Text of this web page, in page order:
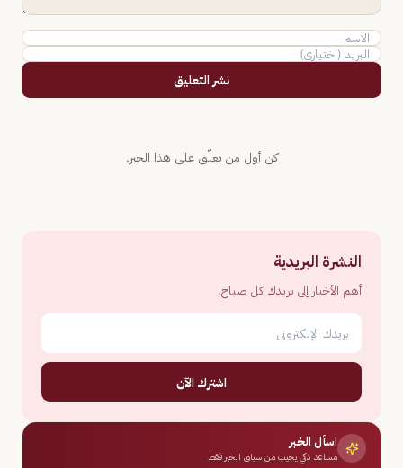
نشر التعليق
كن أول من يعلّق على هذا الخبر.
النشرة البريدية
أهم الأخبار إلى بريدك كل صباح.
اشترك الآن
اسأل الخبر
مساعد ذكي يجيب من سياق الخبر فقط